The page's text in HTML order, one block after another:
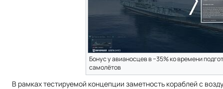
Бонус у авианосцев в −35% ко времени
самолётов
В рамках тестируемой концепции заметность кораблей с